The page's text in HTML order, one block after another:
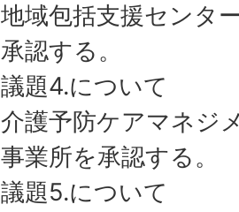
地域包括支援センタ
承認する。
議題4.について
介護予防ケアマネジ
事業所を承認する。
議題5.について